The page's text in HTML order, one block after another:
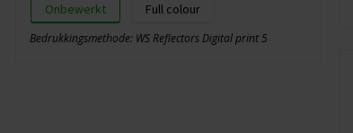
Onbewerkt Full colour
Bedrukkingsmethode: WS Reflectors Digital print 5